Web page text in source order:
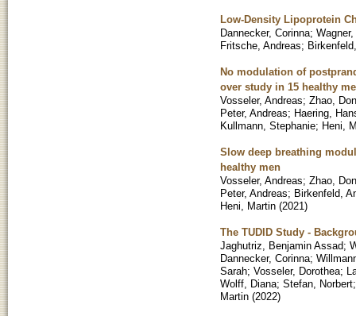
Low-Density Lipoprotein
Dannecker, Corinna;
Fritsche, Andreas;
No modulation of
over study in 15 healthy
Vosseler, Andreas; Zhao,
Peter, Andreas; Haering,
Kullmann, Stephanie; Heni,
Slow deep breathing
healthy men
Vosseler, Andreas; Zhao,
Peter, Andreas; Birkenfeld,
Heni, Martin (2021)
The TUDID Study -
Jaghutriz, Benjamin Assad;
Dannecker, Corinna;
Sarah; Vosseler, Dorothea;
Wolff, Diana; Stefan, Norbert
Martin (2022)